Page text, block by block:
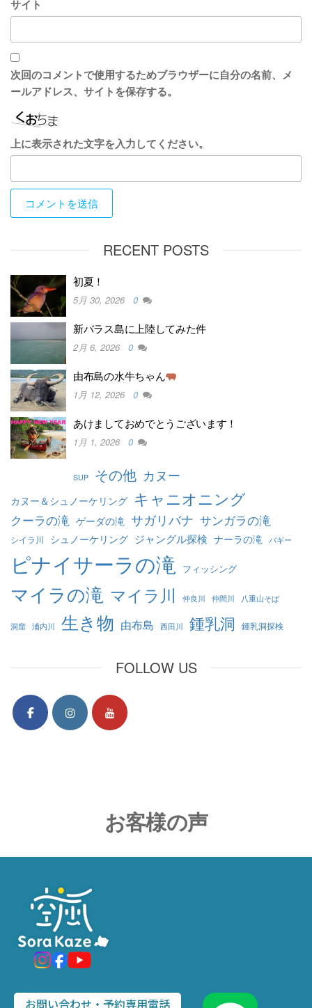
サイト
次回のコメントで使用するためブラウザーに自分の名前、メ
ールアドレス、サイトを保存する。
上に表示された文字を入力してください。
RECENT POSTS
初夏！
5月 30, 2026 0
新バラス島に上陸してみた件
2月 6, 2026 0
由布島の水牛ちゃん
1月 12, 2026 0
あけましておめでとうございます！
1月 1, 2026 0
SUP その他 カヌー
カヌー＆シュノーケリング キャニオニング
クーラの滝 ゲーダの滝 サガリバナ サンガラの滝
シイラ川 シュノーケリング ジャングル探検 ナーラの滝 バギー
ピナイサーラの滝 フィッシング
マイラの滝 マイラ川 仲良川 仲間川 八重山そば
洞窟 浦内川 生き物 由布島 西田川 鍾乳洞 鍾乳洞探検
FOLLOW US
お客様の声
お問い合わせ・予約専用電話